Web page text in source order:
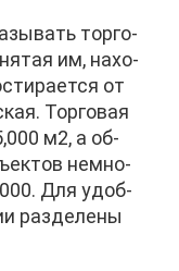
тор­го­
им, на­хо­
от
Тор­го­вая
м2, а об­
немно­
Для удоб­
раз­де­ле­ны